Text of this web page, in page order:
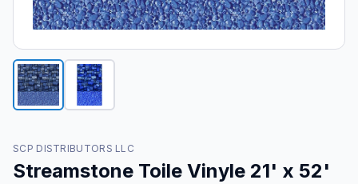
SCP DISTRIBUTORS LLC
Streamstone Toile Vinyle 21' x 52'